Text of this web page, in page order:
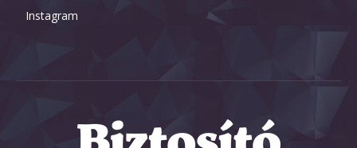
Instagram